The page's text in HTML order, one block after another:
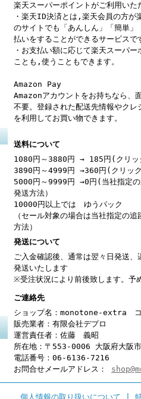
楽天スーパーポイントがご利用いた
・楽天ID決済とは,楽天会員の方が
のサイトでも「あんしん」「簡単
払いをすることができるサービスで
・お支払い額に応じて楽天スーパー
ことも,使うこともできます。
Amazon Pay
Amazonアカウントをお持ちなら、
不要。登録された配送先情報やクレ
を利用してお買い物できます。
送料について
1080円～3880円 → 185円(クリッ
3890円～4999円 →360円(クリック
5000円～9999円 →0円(当社指定の
発送方法）
10000円以上では ゆうパック
（セール対象の場合は当社指定の
方法）
発送について
ご入金確認後、通常は翌々日発送、
発送いたします
※受注状況により前後致します。予
ご連絡先
ショップ名：monotone-extra コ
販売業者：有限会社デプロ
運営責任者：佐藤 義昭
所在地：〒553-0006 大阪府大阪
電話番号：06-6136-7216
お問合せメールアドレス：
個人情報の取り扱いについて